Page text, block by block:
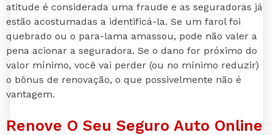
atitude é considerada uma fraude e as seguradoras já
estão acostumadas a identificá-la. Se um farol foi
quebrado ou o para-lama amassou, pode não valer a
pena acionar a seguradora. Se o dano for próximo do
valor mínimo, você vai perder (ou no mínimo reduzir)
o bônus de renovação, o que possivelmente não é
vantagem.
Renove O Seu Seguro Auto Online